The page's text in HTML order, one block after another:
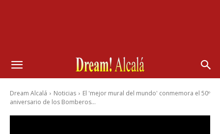
Dream Alcalá Noticias
El 'mejor mural del mundo' conmemora el 50º
aniversario de los Bomberos...